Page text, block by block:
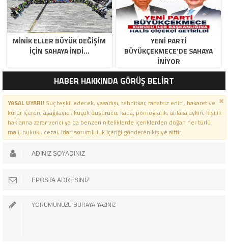
MİNİK ELLER BÜYÜK DEĞİŞİM
İÇİN SAHAYA İNDİ…
YENİ PARTİ
BÜYÜKÇEKMECE’DE SAHAYA
İNİYOR
HABER HAKKINDA GÖRÜŞ BELİRT
YASAL UYARI!Suç teşkil edecek, yasadışı, tehditkar, rahatsız edici, hakaret ve
küfür içeren, aşağılayıcı, küçük düşürücü, kaba, pornografik, ahlaka aykırı, kişilik
haklarına zarar verici ya da benzeri niteliklerde içeriklerden doğan her türlü
mali, hukuki, cezai, idari sorumluluk içeriği gönderen kişiye aittir.